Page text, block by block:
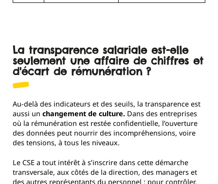
La transparence salariale est-elle
seulement une affaire de chiffres et
d'écart de rémunération ?
Au-delà des indicateurs et des seuils, la transparence est
aussi un changement de culture. Dans des entreprises
où la rémunération est restée confidentielle, l’ouverture
des données peut nourrir des incompréhensions, voire
des tensions, à tous les niveaux.
Le CSE a tout intérêt à s’inscrire dans cette démarche
transversale, aux côtés de la direction, des managers et
des autres représentants du personnel : pour contrôler,